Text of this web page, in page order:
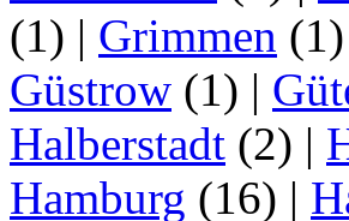
(1) | Grimmen (1)
Güstrow (1) |
Halberstadt (2) |
Hamburg (16) |